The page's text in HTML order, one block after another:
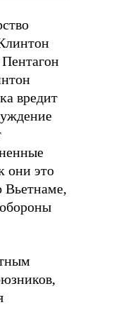
вредит
они это
Вьетнаме,